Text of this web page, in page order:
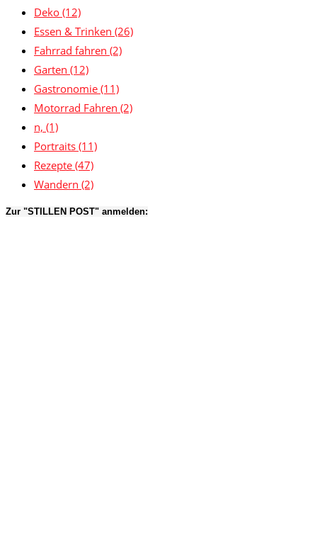
Deko (12)
Essen & Trinken (26)
Fahrrad fahren (2)
Garten (12)
Gastronomie (11)
Motorrad Fahren (2)
n, (1)
Portraits (11)
Rezepte (47)
Wandern (2)
Zur "STILLEN POST" anmelden: